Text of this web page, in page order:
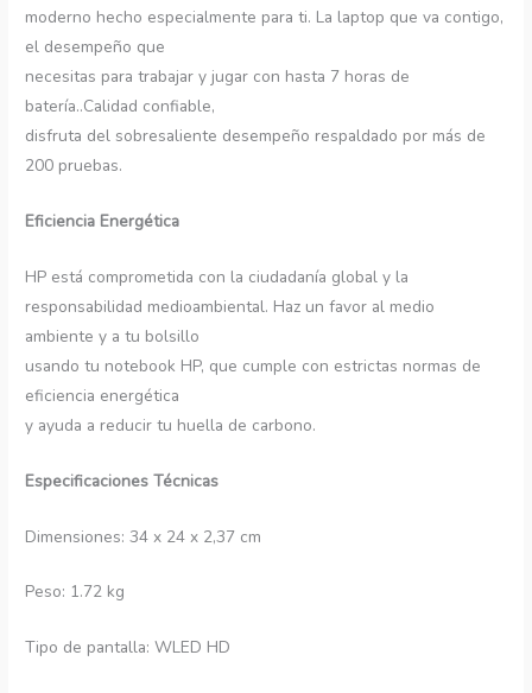
moderno hecho especialmente para ti. La laptop que va contigo,
el desempeño que
necesitas para trabajar y jugar con hasta 7 horas de
batería..Calidad confiable,
disfruta del sobresaliente desempeño respaldado por más de
200 pruebas.
Eficiencia Energética
HP está comprometida con la ciudadanía global y la
responsabilidad medioambiental. Haz un favor al medio
ambiente y a tu bolsillo
usando tu notebook HP, que cumple con estrictas normas de
eficiencia energética
y ayuda a reducir tu huella de carbono.
Especificaciones Técnicas
Dimensiones: 34 x 24 x 2,37 cm
Peso: 1.72 kg
Tipo de pantalla: WLED HD